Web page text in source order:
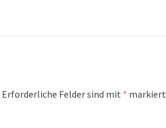
Erforderliche Felder sind mit * markiert